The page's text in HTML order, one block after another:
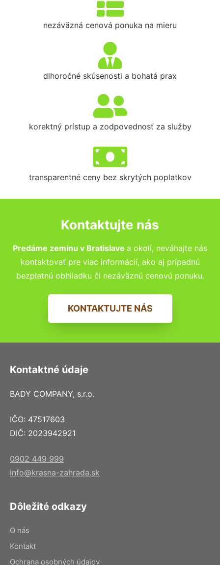
nezáväzná cenová ponuka na mieru
dlhoročné skúsenosti a bohatá prax
korektný prístup a zodpovednosť za služby
transparentné ceny bez skrytých poplatkov
Kontaktujte nás
Predáme zeminu v Bratislave a okolí, neváhajte nás
kontaktovať pre viac informácií, ako aj prípadnú
bezplatnú obhliadku či nezáväznú cenovú ponuku.
KONTAKTUJTE NÁS
Kontaktné údaje
BADY COMPANY, s.r.o.
IČO: 47517603
DIČ: 2023942921
0902 449 999
info@krasna-zahrada.sk
Dôležité odkazy
O nás
Kontakt
Ochrana osobných údajov